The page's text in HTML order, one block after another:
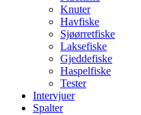
Knuter
Havfiske
Sjøørretfiske
Laksefiske
Gjeddefiske
Haspelfiske
Tester
Intervjuer
Spalter